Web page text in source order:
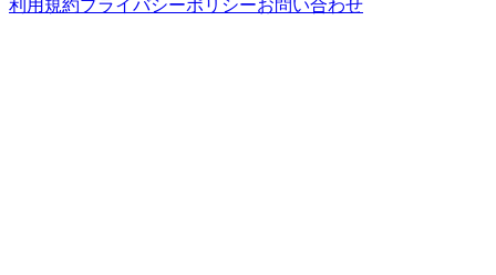
利用規約プライバシーポリシーお問い合わせ